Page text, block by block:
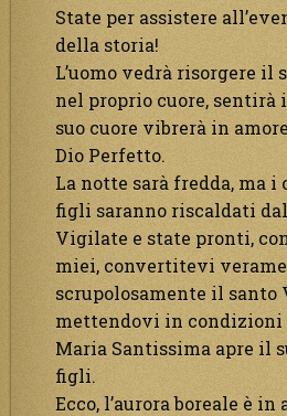
State per assistere
della storia!
L’uomo vedrà risorgere il
nel proprio cuore, sentirà
suo cuore vibrerà in
Dio Perfetto.
La notte sarà fredda, ma i
figli saranno riscaldati dal
Vigilate e state pronti,
miei, convertitevi
scrupolosamente il santo
mettendovi in condizioni
Maria Santissima apre il
figli.
Ecco, l’aurora boreale è